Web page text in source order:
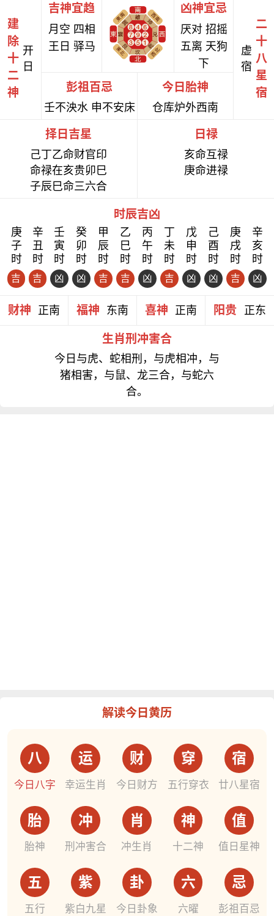
建
除
十
二
神
开
日
吉神宜趋
月空 四相
王日 驿马
凶神宜忌
厌对 招摇
五离 天狗
下
彭祖百忌
壬不泱水 申不安床
今日胎神
仓库炉外西南
虚
宿
二
十
八
星
宿
择日吉星
己丁乙命财官印
命禄在亥贵卯巳
子辰巳命三六合
日禄
亥命互禄
庚命进禄
时辰吉凶
庚
子
时
吉
辛
丑
时
吉
壬
寅
时
凶
癸
卯
时
凶
甲
辰
时
吉
乙
巳
时
吉
丙
午
时
凶
丁
未
时
吉
戊
申
时
凶
己
酉
时
凶
庚
戌
时
吉
辛
亥
时
凶
财神 正南 福神 东南 喜神 正南 阳贵 正东
生肖刑冲害合
今日与虎、蛇相刑，与虎相冲，与
猪相害，与鼠、龙三合，与蛇六
合。
解读今日黄历
八
今日八字
运
幸运生肖
财
今日财方
穿
五行穿衣
宿
廿八星宿
胎
胎神
冲
刑冲害合
肖
冲生肖
神
十二神
值
值日星神
五
五行
紫
紫白九星
卦
今日卦象
六
六曜
忌
彭祖百忌